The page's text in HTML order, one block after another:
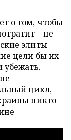
о том, чтобы
– не
элиты
цели бы их
убежать.
цикл,
никто